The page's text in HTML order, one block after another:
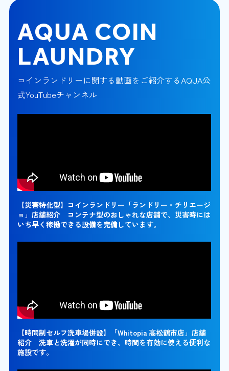
AQUA COIN
LAUNDRY
コインランドリーに関する動画をご紹介するAQUA公
式YouTubeチャンネル
【災害特化型】コインランドリー「ランドリー・チリエージ
ョ」店舗紹介 コンテナ型のおしゃれな店舗で、災害時には
いち早く稼働できる設備を完備しています。
【時間制セルフ洗車場併設】「Whitopia 高松鶴市店」店舗
紹介 洗車と洗濯が同時にでき、時間を有効に使える便利な
施設です。